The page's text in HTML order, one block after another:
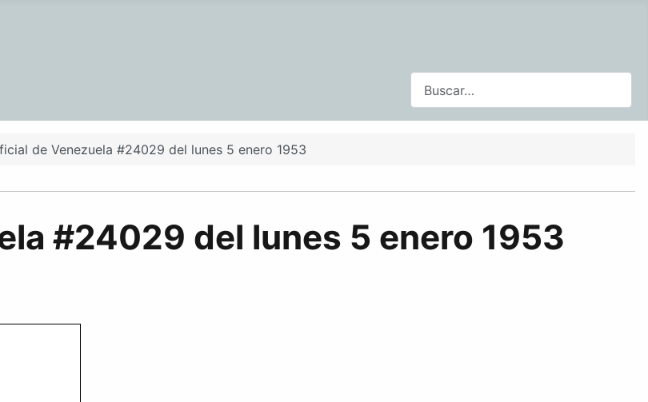
de Venezuela #24029 del lunes 5 enero 1953
#24029 del lunes 5 enero 1953